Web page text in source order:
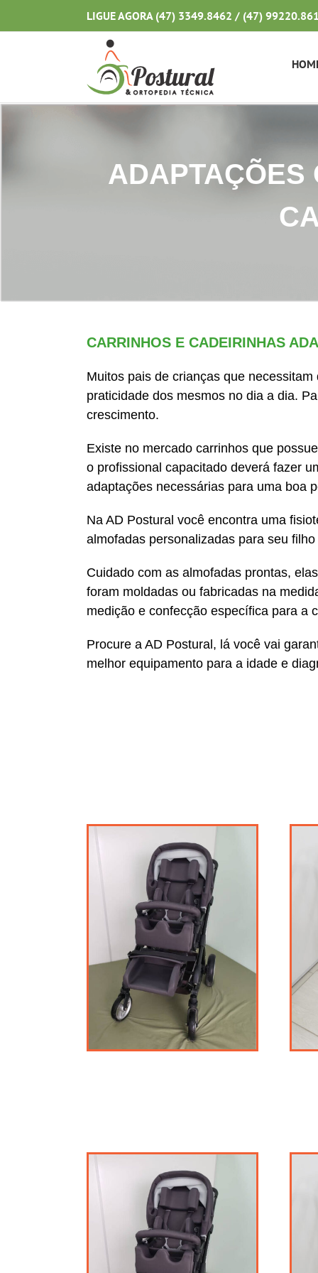
o
LIGUE AGORA (47) 3349.8462 / (47)
ADAPTAÇÕES
CARRINHOS E CADEIRINHAS
Muitos pais de crianças que
praticidade dos mesmos no dia a dia.
crescimento.
Existe no mercado carrinhos que
o profissional capacitado deverá fazer
adaptações necessárias para uma boa
Na AD Postural você encontra uma
almofadas personalizadas para seu filho
Cuidado com as almofadas prontas,
foram moldadas ou fabricadas na
medição e confecção específica para a
Procure a AD Postural, lá você vai
melhor equipamento para a idade e